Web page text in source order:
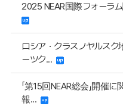
2025 NEAR国際フォーラ
ロシア・クラスノヤルス
ーツク...
「第15回NEAR総会」開催
報...